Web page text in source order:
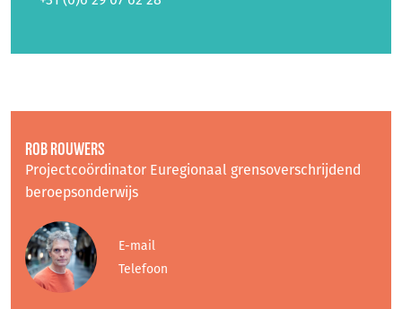
ROB ROUWERS
Projectcoördinator Euregionaal grensoverschrijdend
beroepsonderwijs
E-mail
Telefoon